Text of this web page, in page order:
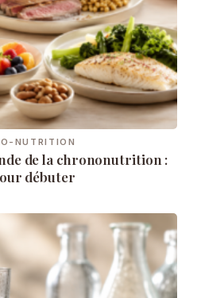
NUTRITION
de la chrononutrition :
débuter